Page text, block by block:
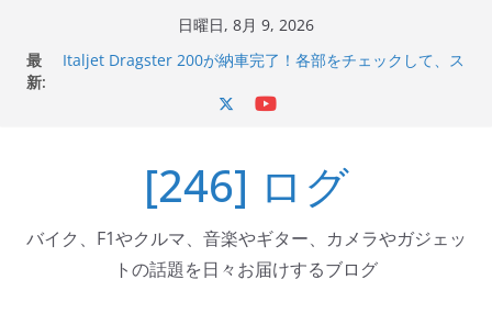
日曜日, 8月 9, 2026
最
新:
Italjet Dragster 200が納車完了！各部をチェックして、ス
器エフェクターが返礼品でもらえる！
Italjet Dragster 200のフロントISSサスの動きが判ったら
コーナリングが楽しくなった
[246] ログ
バイク、F1やクルマ、音楽やギター、カメラやガジェッ
トの話題を日々お届けするブログ